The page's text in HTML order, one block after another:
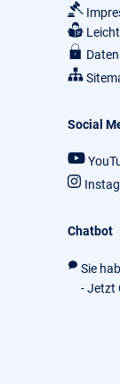
Social
Chatbot
Sie
- Jetzt